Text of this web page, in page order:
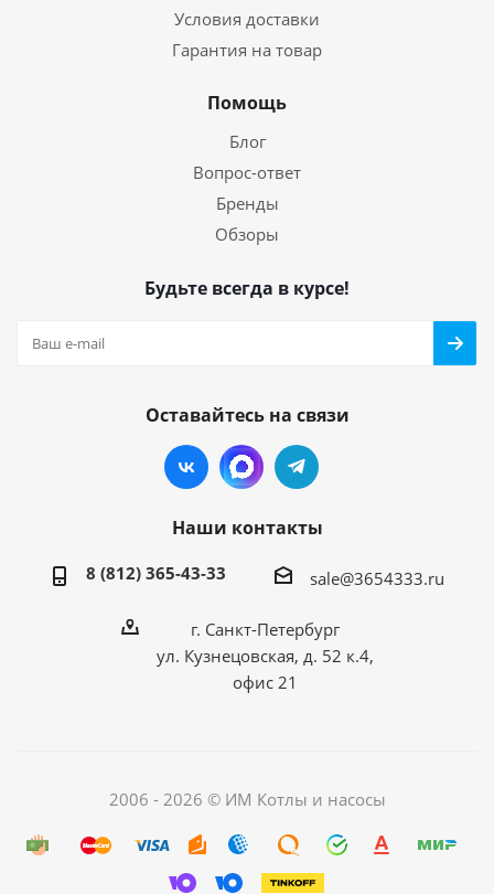
Условия доставки
Гарантия на товар
Помощь
Блог
Вопрос-ответ
Бренды
Обзоры
Будьте всегда в курсе!
Оставайтесь на связи
Наши контакты
8 (812) 365-43-33 sale@3654333.ru
г. Санкт-Петербург
ул. Кузнецовская, д. 52 к.4,
офис 21
2006 - 2026 © ИМ Котлы и насосы